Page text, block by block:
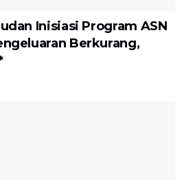
Inisiasi Program ASN
Berkurang,